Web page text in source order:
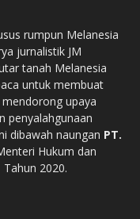
rumpun Melanesia
jurnalistik JM
tanah Melanesia
untuk membuat
upaya
penyalahgunaan
dibawah naungan PT.
Hukum dan
Tahun 2020.